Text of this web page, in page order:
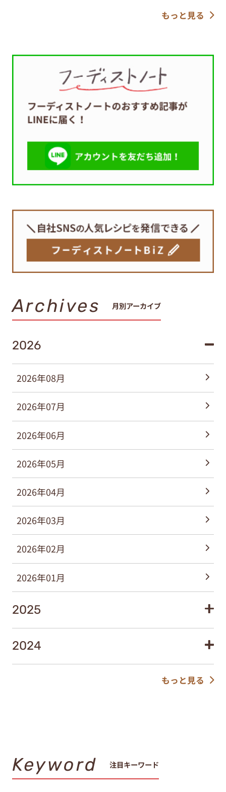
もっと見る
Archives 月別アーカイブ
2026
2026年08月
2026年07月
2026年06月
2026年05月
2026年04月
2026年03月
2026年02月
2026年01月
2025
2024
もっと見る
Keyword 注目キーワード